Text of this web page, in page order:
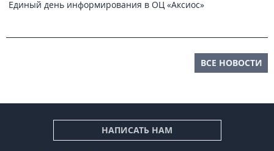
Единый день информирования в ОЦ «Аксиос»
ВСЕ НОВОСТИ
НАПИСАТЬ НАМ